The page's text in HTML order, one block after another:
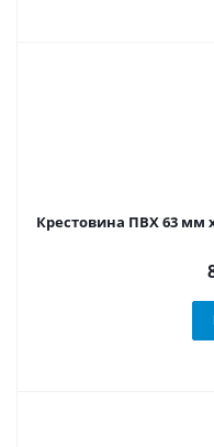
Крестовина ПВХ 63 мм